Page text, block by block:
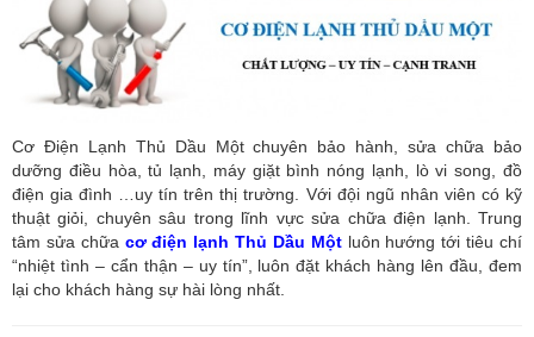
Cơ Điện Lạnh Thủ Dầu Một chuyên bảo hành, sửa chữa bảo
dưỡng điều hòa, tủ lạnh, máy giặt bình nóng lạnh, lò vi song, đồ
điện gia đình …uy tín trên thị trường. Với đội ngũ nhân viên có kỹ
thuật giỏi, chuyên sâu trong lĩnh vực sửa chữa điện lạnh. Trung
tâm sửa chữa cơ điện lạnh Thủ Dầu Mộtluôn hướng tới tiêu chí
“nhiệt tình – cẩn thận – uy tín”, luôn đặt khách hàng lên đầu, đem
lại cho khách hàng sự hài lòng nhất.